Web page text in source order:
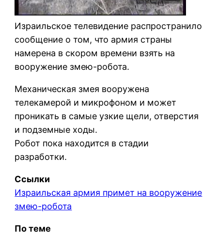
Израильское телевидение распространило
сообщение о том, что армия страны
намерена в скором времени взять на
вооружение змею-робота.
Механическая змея вооружена
телекамерой и микрофоном и может
проникать в самые узкие щели, отверстия
и подземные ходы.
Робот пока находится в стадии
разработки.
Ссылки
Израильская армия примет на вооружение
змею-робота
По теме